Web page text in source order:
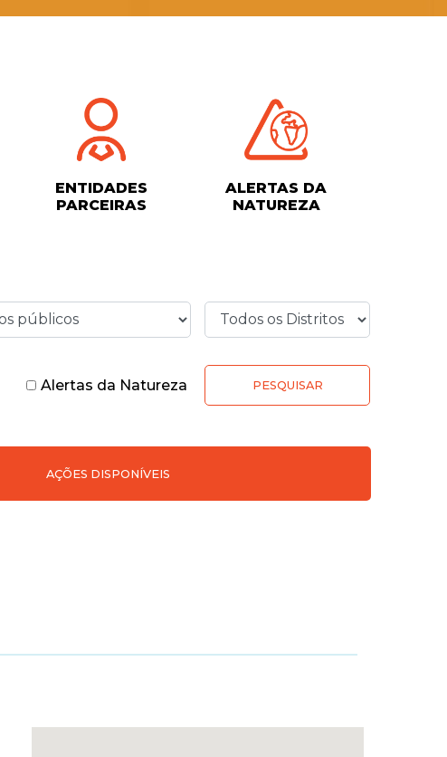
ENTIDADES
PARCEIRAS
ALERTAS DA
NATUREZA
Alertas da Natureza PESQUISAR
AÇÕES DISPONÍVEIS